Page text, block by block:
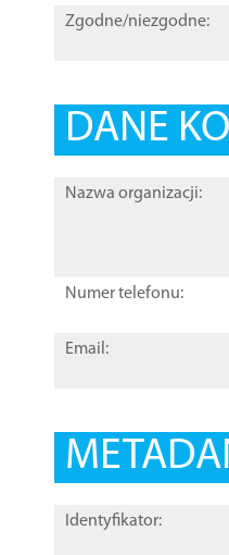
Zgodne/niezgodne:
DANE
Nazwa organizacji:
Numer telefonu:
Email:
Identyfikator: